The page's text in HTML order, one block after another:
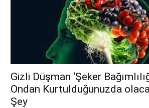
Gizli Düşman ‘Şeker
Ondan Kurtulduğunuzda
Şey